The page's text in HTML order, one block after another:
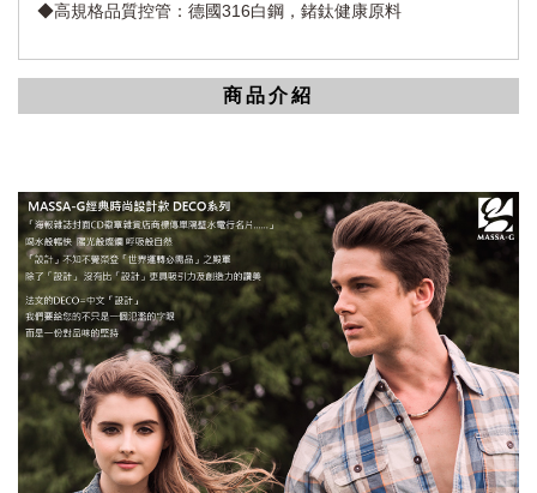
◆高規格品質控管：德國316白鋼，鍺鈦健康原料
商品介紹